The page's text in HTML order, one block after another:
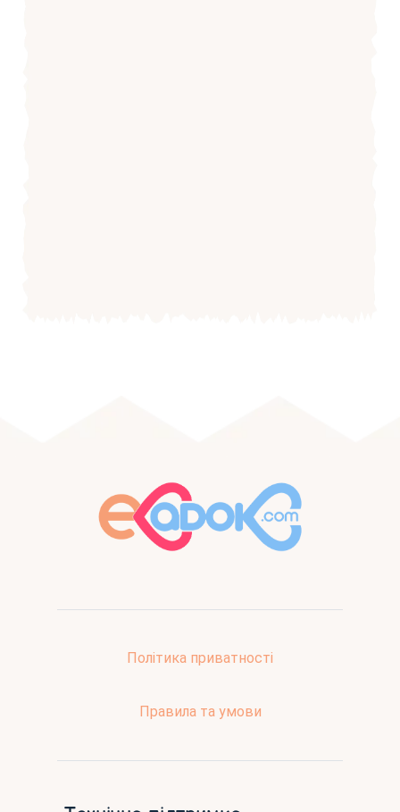
Політика приватності
Правила та умови